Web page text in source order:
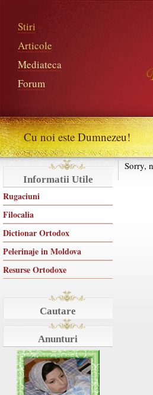
Stiri
Articole
Mediateca
Forum
Cu noi este Dumnezeu!
Informatii Utile
Rugaciuni
Filocalia
Dictionar Ortodox
Pelerinaje in Moldova
Resurse Ortodoxe
Cautare
Anunturi
Sorry,